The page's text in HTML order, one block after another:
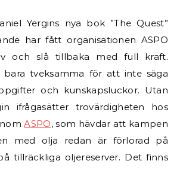
Yergins nya bok ”The Quest”
har fått organisationen ASPO
och slå tillbaka med full kraft.
bara tveksamma för att inte säga
och kunskapsluckor. Utan
ifrågasätter trovärdigheten hos
ASPO, som hävdar att kampen
med olja redan är förlorad på
tillräckliga oljereserver. Det finns